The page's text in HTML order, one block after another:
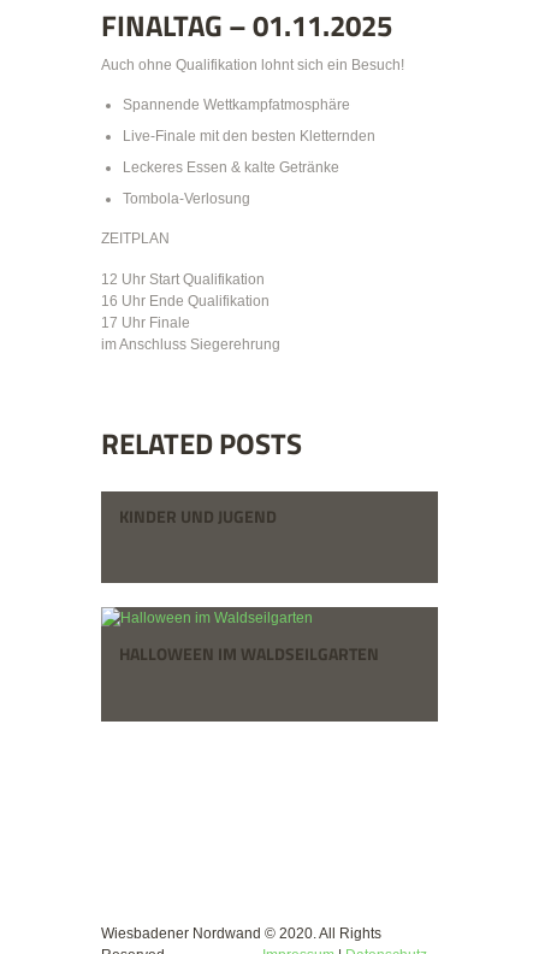
FINALTAG – 01.11.2025
Auch ohne Qualifikation lohnt sich ein Besuch!
Spannende Wettkampfatmosphäre
Live-Finale mit den besten Kletternden
Leckeres Essen & kalte Getränke
Tombola-Verlosung
ZEITPLAN
12 Uhr Start Qualifikation
16 Uhr Ende Qualifikation
17 Uhr Finale
im Anschluss Siegerehrung
RELATED POSTS
KINDER UND JUGEND
HALLOWEEN IM WALDSEILGARTEN
Wiesbadener Nordwand © 2020. All Rights